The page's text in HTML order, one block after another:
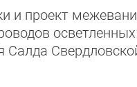
и проект
Салда